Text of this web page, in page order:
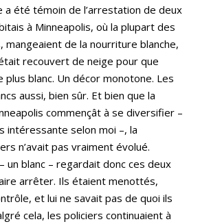
a été témoin de l’arrestation de deux
à Minneapolis, où la plupart des
mangeaient de la nourriture blanche,
recouvert de neige pour que
plus blanc. Un décor monotone. Les
aussi, bien sûr. Et bien que la
commençât à se diversifier –
intéressante selon moi –, la
n’avait pas vraiment évolué.
un blanc – regardait donc ces deux
arrêter. Ils étaient menottés,
et lui ne savait pas de quoi ils
cela, les policiers continuaient à